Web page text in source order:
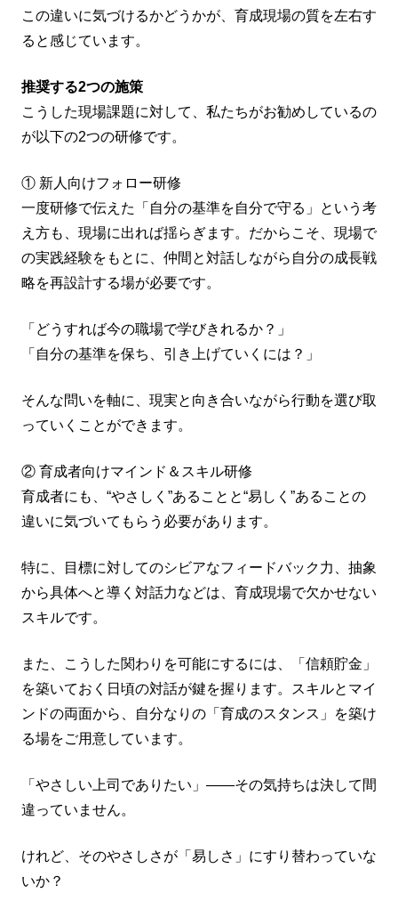
この違いに気づけるかどうかが、育成現場の質を左右す
ると感じています。
推奨する2つの施策
こうした現場課題に対して、私たちがお勧めしているの
が以下の2つの研修です。
① 新人向けフォロー研修
一度研修で伝えた「自分の基準を自分で守る」という考
え方も、現場に出れば揺らぎます。だからこそ、現場で
の実践経験をもとに、仲間と対話しながら自分の成長戦
略を再設計する場が必要です。
「どうすれば今の職場で学びきれるか？」
「自分の基準を保ち、引き上げていくには？」
そんな問いを軸に、現実と向き合いながら行動を選び取
っていくことができます。
② 育成者向けマインド＆スキル研修
育成者にも、“やさしく”あることと“易しく”あることの
違いに気づいてもらう必要があります。
特に、目標に対してのシビアなフィードバック力、抽象
から具体へと導く対話力などは、育成現場で欠かせない
スキルです。
また、こうした関わりを可能にするには、「信頼貯金」
を築いておく日頃の対話が鍵を握ります。スキルとマイ
ンドの両面から、自分なりの「育成のスタンス」を築け
る場をご用意しています。
「やさしい上司でありたい」――その気持ちは決して間
違っていません。
けれど、そのやさしさが「易しさ」にすり替わっていな
いか？